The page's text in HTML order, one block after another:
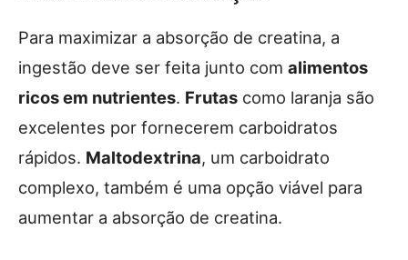
Para maximizar a absorção de creatina, a
ingestão deve ser feita junto com alimentos
ricos em nutrientes. Frutas como laranja são
excelentes por fornecerem carboidratos
rápidos. Maltodextrina, um carboidrato
complexo, também é uma opção viável para
aumentar a absorção de creatina.